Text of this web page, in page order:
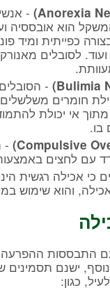
-
הוא אובססיה
כפייתית ומיד
לסובלים
-
חומרים
מתוך אי יכולת
-
עם לחצים
כי אכילה רגשית
והוא שימוש
התבססות
ישנם
כגון: